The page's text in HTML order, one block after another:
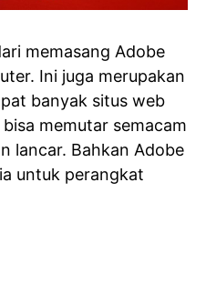
memasang Adobe
Ini juga merupakan
banyak situs web
memutar semacam
lancar. Bahkan Adobe
untuk perangkat